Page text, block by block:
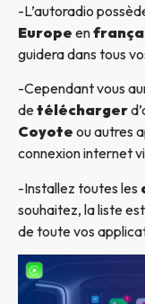
-L’autoradio
Europe en
guidera dans tous
-Cependant vous
detélécharger
Coyote ou autres
connexion internet
-Installez toutes les
souhaitez, la liste
de toute vos